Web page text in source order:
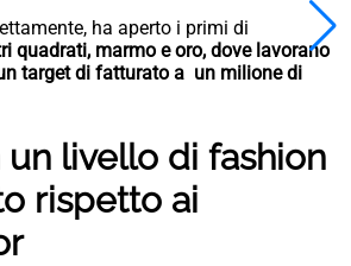
ha aperto i primi di
quadrati, marmo e oro, dove lavorano
target di fatturato a un milione di
livello di fashion
rispetto ai